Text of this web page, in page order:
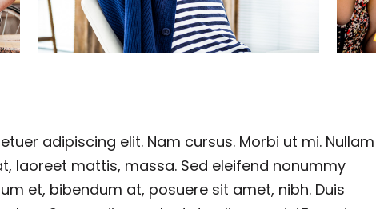
adipiscing elit. Nam cursus. Morbi ut mi. Nullam
laoreet mattis, massa. Sed eleifend nonummy
et, bibendum at, posuere sit amet, nibh. Duis